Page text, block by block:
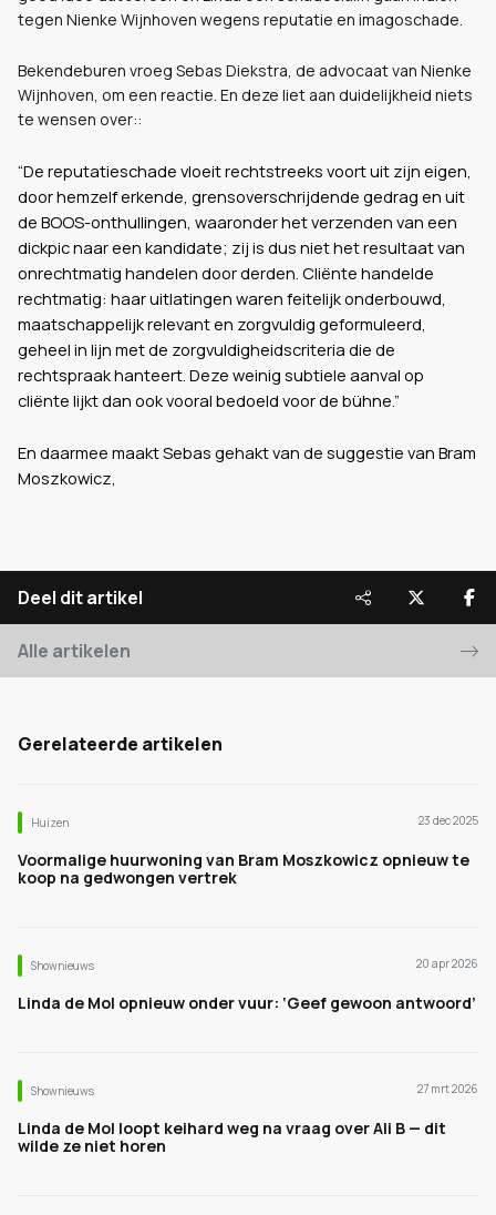
tegen Nienke Wijnhoven wegens reputatie en imagoschade.
Bekendeburen vroeg Sebas Diekstra, de advocaat van Nienke
Wijnhoven, om een reactie. En deze liet aan duidelijkheid niets
te wensen over::
“De reputatieschade vloeit rechtstreeks voort uit zijn eigen,
door hemzelf erkende, grensoverschrijdende gedrag en uit
de BOOS-onthullingen, waaronder het verzenden van een
dickpic naar een kandidate; zij is dus niet het resultaat van
onrechtmatig handelen door derden. Cliënte handelde
rechtmatig: haar uitlatingen waren feitelijk onderbouwd,
maatschappelijk relevant en zorgvuldig geformuleerd,
geheel in lijn met de zorgvuldigheidscriteria die de
rechtspraak hanteert. Deze weinig subtiele aanval op
cliënte lijkt dan ook vooral bedoeld voor de bühne.”
En daarmee maakt Sebas gehakt van de suggestie van Bram
Moszkowicz,
Deel dit artikel
Alle artikelen
Gerelateerde artikelen
Huizen 23 dec 2025
Voormalige huurwoning van Bram Moszkowicz opnieuw te
koop na gedwongen vertrek
Shownieuws 20 apr 2026
Linda de Mol opnieuw onder vuur: ‘Geef gewoon antwoord’
Shownieuws 27 mrt 2026
Linda de Mol loopt keihard weg na vraag over Ali B — dit
wilde ze niet horen